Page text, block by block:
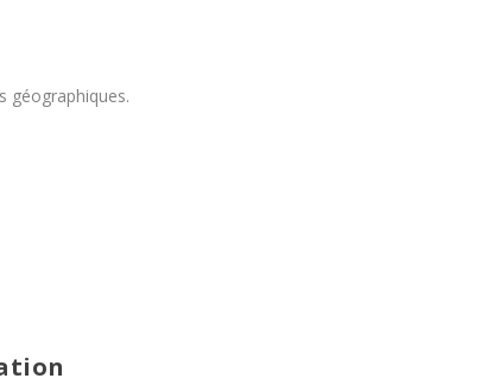
géographiques.